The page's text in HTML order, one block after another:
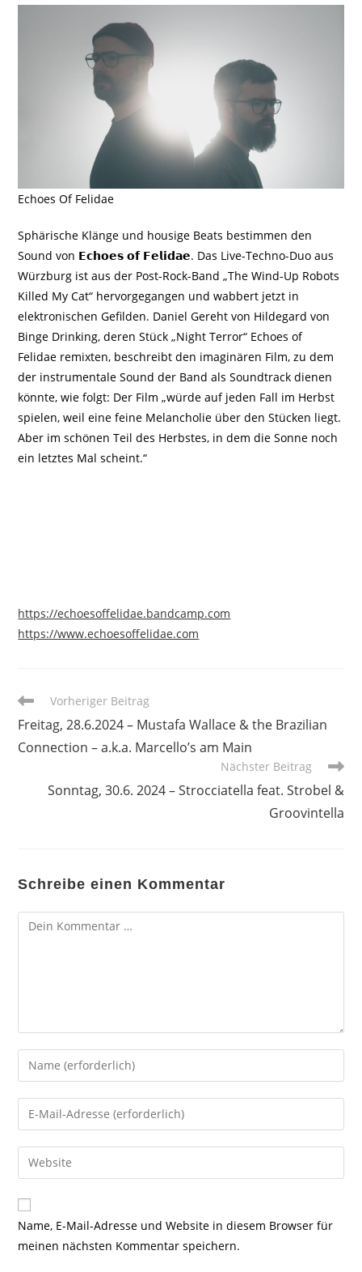
Echoes Of Felidae
Sphärische Klänge und housige Beats bestimmen den
Sound von 𝗘𝗰𝗵𝗼𝗲𝘀 𝗼𝗳 𝗙𝗲𝗹𝗶𝗱𝗮𝗲. Das Live-Techno-Duo aus
Würzburg ist aus der Post-Rock-Band „The Wind-Up Robots
Killed My Cat“ hervorgegangen und wabbert jetzt in
elektronischen Gefilden. Daniel Gereht von Hildegard von
Binge Drinking, deren Stück „Night Terror“ Echoes of
Felidae remixten, beschreibt den imaginären Film, zu dem
der instrumentale Sound der Band als Soundtrack dienen
könnte, wie folgt: Der Film „würde auf jeden Fall im Herbst
spielen, weil eine feine Melancholie über den Stücken liegt.
Aber im schönen Teil des Herbstes, in dem die Sonne noch
ein letztes Mal scheint.“
https://echoesoffelidae.bandcamp.com
https://www.echoesoffelidae.com
Weitere
ansehen
Vorheriger Beitrag
Freitag, 28.6.2024 – Mustafa Wallace & the Brazilian
Connection – a.k.a. Marcello’s am Main
Nächster Beitrag
Sonntag, 30.6. 2024 – Strocciatella feat. Strobel &
Groovintella
Schreibe einen Kommentar
Kommentar
Gib
deinen
Namen
oder
zum
Kommentieren
ein
Gib
deine
E-
Mail-
zum
Kommentieren
ein
Gib
deine
Website-
URL
Name, E-Mail-Adresse und Website in diesem Browser für
meinen nächsten Kommentar speichern.